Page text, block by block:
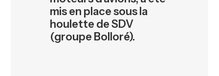
mis en place sous la
houlette de SDV
(groupe Bolloré).